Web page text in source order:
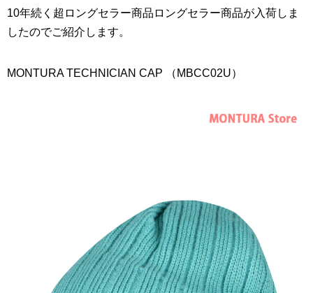
10年続く超ロングセラー商品ロングセラー商品が入荷しま
したのでご紹介します。
MONTURA TECHNICIAN CAP （MBCC02U）